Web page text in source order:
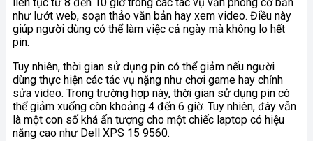
liên tục từ 8 đến 10 giờ trong các tác vụ văn phòng cơ bản
như lướt web, soạn thảo văn bản hay xem video. Điều này
giúp người dùng có thể làm việc cả ngày mà không lo hết
pin.
Tuy nhiên, thời gian sử dụng pin có thể giảm nếu người
dùng thực hiện các tác vụ nặng như chơi game hay chỉnh
sửa video. Trong trường hợp này, thời gian sử dụng pin có
thể giảm xuống còn khoảng 4 đến 6 giờ. Tuy nhiên, đây vẫn
là một con số khá ấn tượng cho một chiếc laptop có hiệu
năng cao như Dell XPS 15 9560.